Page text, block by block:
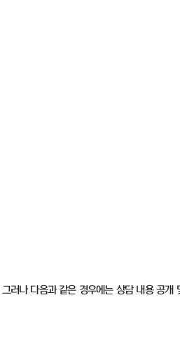
러나 다음과 같은 경우에는 상담 내용 공개